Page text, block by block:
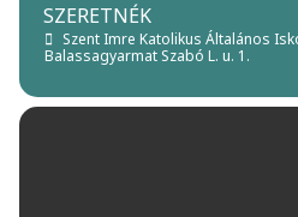
SZERETNÉK
Szent Imre Katolikus Általános
Balassagyarmat Szabó L. u. 1.